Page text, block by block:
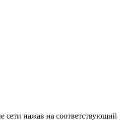
сети нажав на соответствующий